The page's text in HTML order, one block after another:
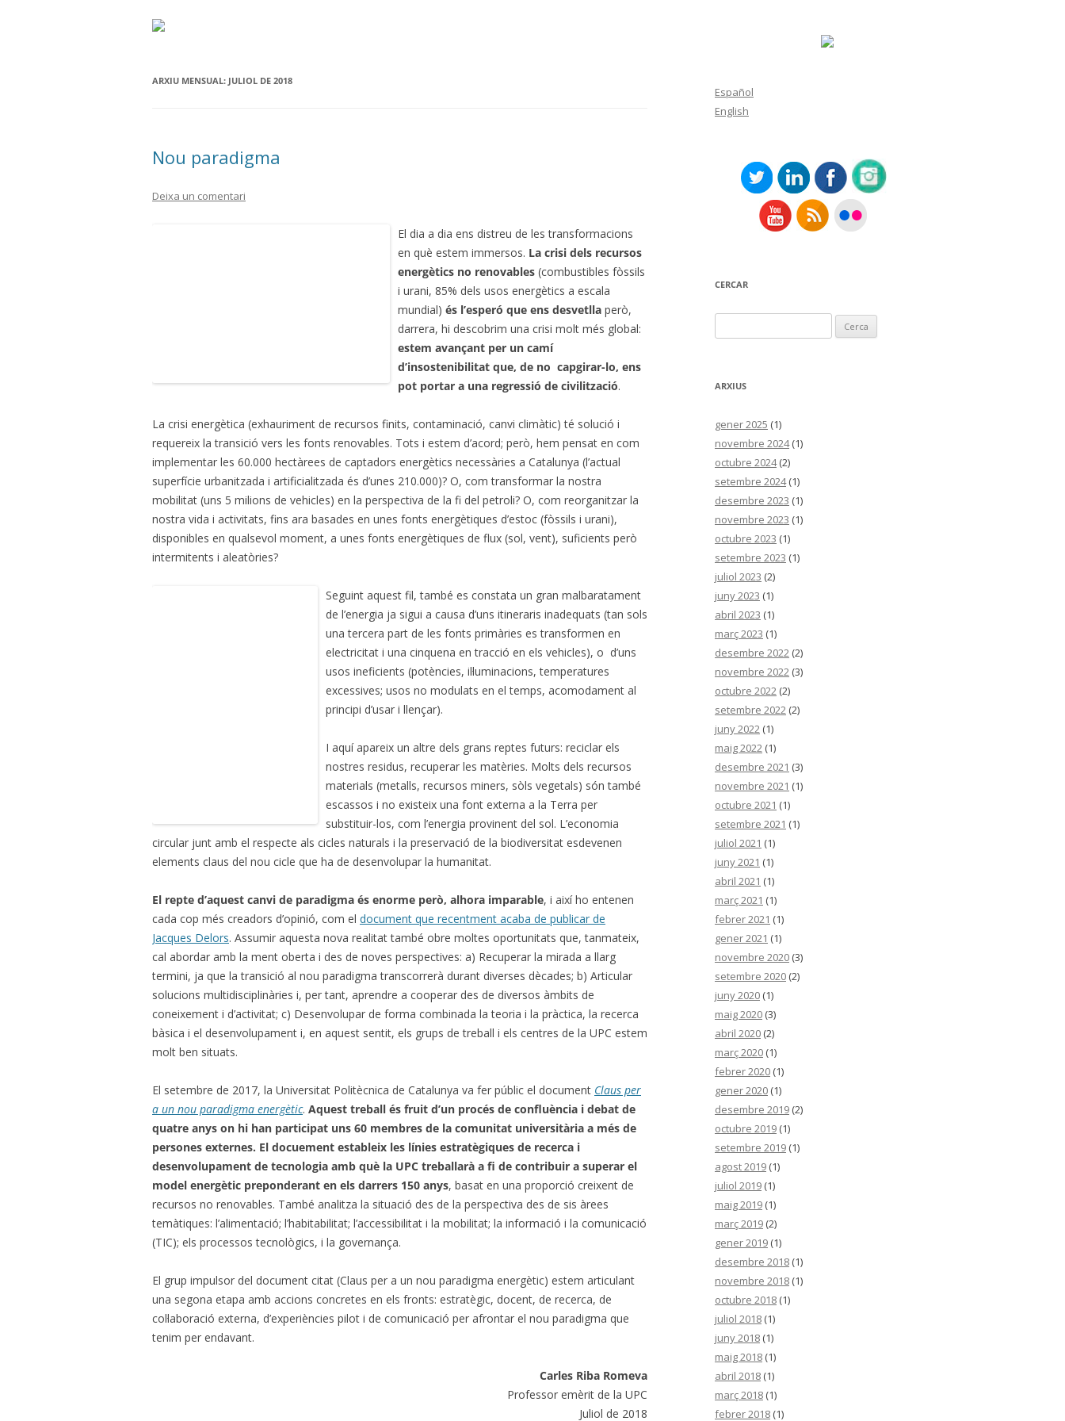
ARXIU MENSUAL: JULIOL DE 2018
Nou paradigma
Deixa un comentari
El dia a dia ens distreu de les transformacions
en què estem immersos. La crisi dels recursos
energètics no renovables (combustibles fòssils
i urani, 85% dels usos energètics a escala
mundial) és l’esperó que ens desvetlla però,
darrera, hi descobrim una crisi molt més global:
estem avançant per un camí
d’insostenibilitat que, de no capgirar-lo, ens
pot portar a una regressió de civilització.
La crisi energètica (exhauriment de recursos finits, contaminació, canvi climàtic) té solució i
requereix la transició vers les fonts renovables. Tots i estem d’acord; però, hem pensat en com
implementar les 60.000 hectàrees de captadors energètics necessàries a Catalunya (l’actual
superfície urbanitzada i artificialitzada és d’unes 210.000)? O, com transformar la nostra
mobilitat (uns 5 milions de vehicles) en la perspectiva de la fi del petroli? O, com reorganitzar la
nostra vida i activitats, fins ara basades en unes fonts energètiques d’estoc (fòssils i urani),
disponibles en qualsevol moment, a unes fonts energètiques de flux (sol, vent), suficients però
intermitents i aleatòries?
Seguint aquest fil, també es constata un gran malbaratament
de l’energia ja sigui a causa d’uns itineraris inadequats (tan sols
una tercera part de les fonts primàries es transformen en
electricitat i una cinquena en tracció en els vehicles), o d’uns
usos ineficients (potències, il·luminacions, temperatures
excessives; usos no modulats en el temps, acomodament al
principi d’usar i llençar).
I aquí apareix un altre dels grans reptes futurs: reciclar els
nostres residus, recuperar les matèries. Molts dels recursos
materials (metalls, recursos miners, sòls vegetals) són també
escassos i no existeix una font externa a la Terra per
substituir-los, com l’energia provinent del sol. L’economia
circular junt amb el respecte als cicles naturals i la preservació de la biodiversitat esdevenen
elements claus del nou cicle que ha de desenvolupar la humanitat.
El repte d’aquest canvi de paradigma és enorme però, alhora imparable, i així ho entenen
cada cop més creadors d’opinió, com el document que recentment acaba de publicar de
Jacques Delors. Assumir aquesta nova realitat també obre moltes oportunitats que, tanmateix,
cal abordar amb la ment oberta i des de noves perspectives: a) Recuperar la mirada a llarg
termini, ja que la transició al nou paradigma transcorrerà durant diverses dècades; b) Articular
solucions multidisciplinàries i, per tant, aprendre a cooperar des de diversos àmbits de
coneixement i d’activitat; c) Desenvolupar de forma combinada la teoria i la pràctica, la recerca
bàsica i el desenvolupament i, en aquest sentit, els grups de treball i els centres de la UPC estem
molt ben situats.
El setembre de 2017, la Universitat Politècnica de Catalunya va fer públic el document Claus per
a un nou paradigma energètic. Aquest treball és fruit d’un procés de confluència i debat de
quatre anys on hi han participat uns 60 membres de la comunitat universitària a més de
persones externes. El docuement estableix les línies estratègiques de recerca i
desenvolupament de tecnologia amb què la UPC treballarà a fi de contribuir a superar el
model energètic preponderant en els darrers 150 anys, basat en una proporció creixent de
recursos no renovables. També analitza la situació des de la perspectiva des de sis àrees
temàtiques: l’alimentació; l’habitabilitat; l’accessibilitat i la mobilitat; la informació i la comunicació
(TIC); els processos tecnològics, i la governança.
El grup impulsor del document citat (Claus per a un nou paradigma energètic) estem articulant
una segona etapa amb accions concretes en els fronts: estratègic, docent, de recerca, de
col·laboració externa, d’experiències pilot i de comunicació per afrontar el nou paradigma que
tenim per endavant.
Carles Riba Romeva
Professor emèrit de la UPC
Juliol de 2018
Español
English
CERCAR
ARXIUS
gener 2025 (1)
novembre 2024(1)
octubre 2024(2)
setembre 2024(1)
desembre 2023 (1)
novembre 2023 (1)
octubre 2023 (1)
setembre 2023 (1)
juliol 2023 (2)
juny 2023 (1)
abril 2023 (1)
març 2023 (1)
desembre 2022 (2)
novembre 2022 (3)
octubre 2022 (2)
setembre 2022 (2)
juny 2022 (1)
maig 2022 (1)
desembre 2021 (3)
novembre 2021 (1)
octubre 2021 (1)
setembre 2021 (1)
juliol 2021 (1)
juny 2021 (1)
abril 2021 (1)
març 2021 (1)
febrer 2021 (1)
gener 2021 (1)
novembre 2020 (3)
setembre 2020 (2)
juny 2020 (1)
maig 2020 (3)
abril 2020 (2)
març 2020 (1)
febrer 2020 (1)
gener 2020 (1)
desembre 2019 (2)
octubre 2019 (1)
setembre 2019 (1)
agost 2019 (1)
juliol 2019 (1)
maig 2019 (1)
març 2019 (2)
gener 2019 (1)
desembre 2018 (1)
novembre 2018 (1)
octubre 2018 (1)
juliol 2018 (1)
juny 2018 (1)
maig 2018 (1)
abril 2018 (1)
març 2018 (1)
febrer 2018 (1)